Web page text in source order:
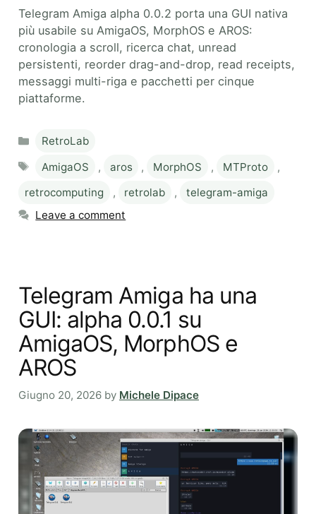
Telegram Amiga alpha 0.0.2 porta una GUI nativa
più usabile su AmigaOS, MorphOS e AROS:
cronologia a scroll, ricerca chat, unread
persistenti, reorder drag-and-drop, read receipts,
messaggi multi-riga e pacchetti per cinque
piattaforme.
Categories
RetroLab
Tags
AmigaOS , aros , MorphOS , MTProto
,
retrocomputing
, retrolab ,
telegram-amiga
Leave a comment
Telegram Amiga ha una
GUI: alpha 0.0.1 su
AmigaOS, MorphOS e
AROS
Giugno 20, 2026 by Michele Dipace